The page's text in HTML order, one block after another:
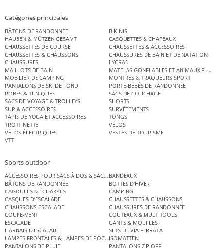
Catégories principales
BÂTONS DE RANDONNÉE
BIKINIS
HAUBEN & MÜTZEN GESAMT
CASQUETTES & CHAPEAUX
CHAUSSETTES DE COURSE
CHAUSSETTES & ACCESSOIRES
CHAUSSETTES & CHAUSSONS
CHAUSSURES DE BAIN ET DE NATATION
CHAUSSURES
LYCRAS
MAILLOTS DE BAIN
MATELAS GONFLABLES ET ANIMAUX
MOBILIER DE CAMPING
MONTRES & TRAQUEURS SPORT
PANTALONS DE SKI DE FOND
PORTE-BÉBÉS DE RANDONNÉE
ROBES & TUNIQUES
SACS DE COUCHAGE
SACS DE VOYAGE & TROLLEYS
SHORTS
SUP & ACCESSOIRES
SURVÊTEMENTS
TAPIS DE YOGA ET ACCESSOIRES
TONGS
TROTTINETTE
VÉLOS
VÉLOS ÉLECTRIQUES
VESTES DE TOURISME
VTT
Sports outdoor
ACCESSOIRES POUR SACS À DOS & SACS ÉTANCHES
BANDEAUX
BÂTONS DE RANDONNÉE
BOTTES D’HIVER
CAGOULES & ÉCHARPES
CAMPING
CASQUES D’ESCALADE
CHAUSSETTES & CHAUSSONS
CHAUSSONS-ESCALADE
CHAUSSURES DE RANDONNÉE
COUPE-VENT
COUTEAUX & MULTITOOLS
ESCALADE
GANTS & MOUFLES
HARNAIS D’ESCALADE
SETS DE VIA FERRATA
LAMPES FRONTALES & LAMPES DE POCHEISOMATTEN
PANTALONS DE PLUIE
PANTALONS ZIP OFF